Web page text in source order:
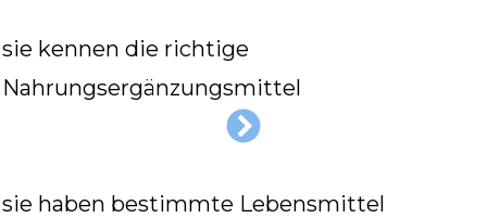
sie kennen die richtige
Nahrungsergänzungsmittel
sie haben bestimmte Lebensmittel